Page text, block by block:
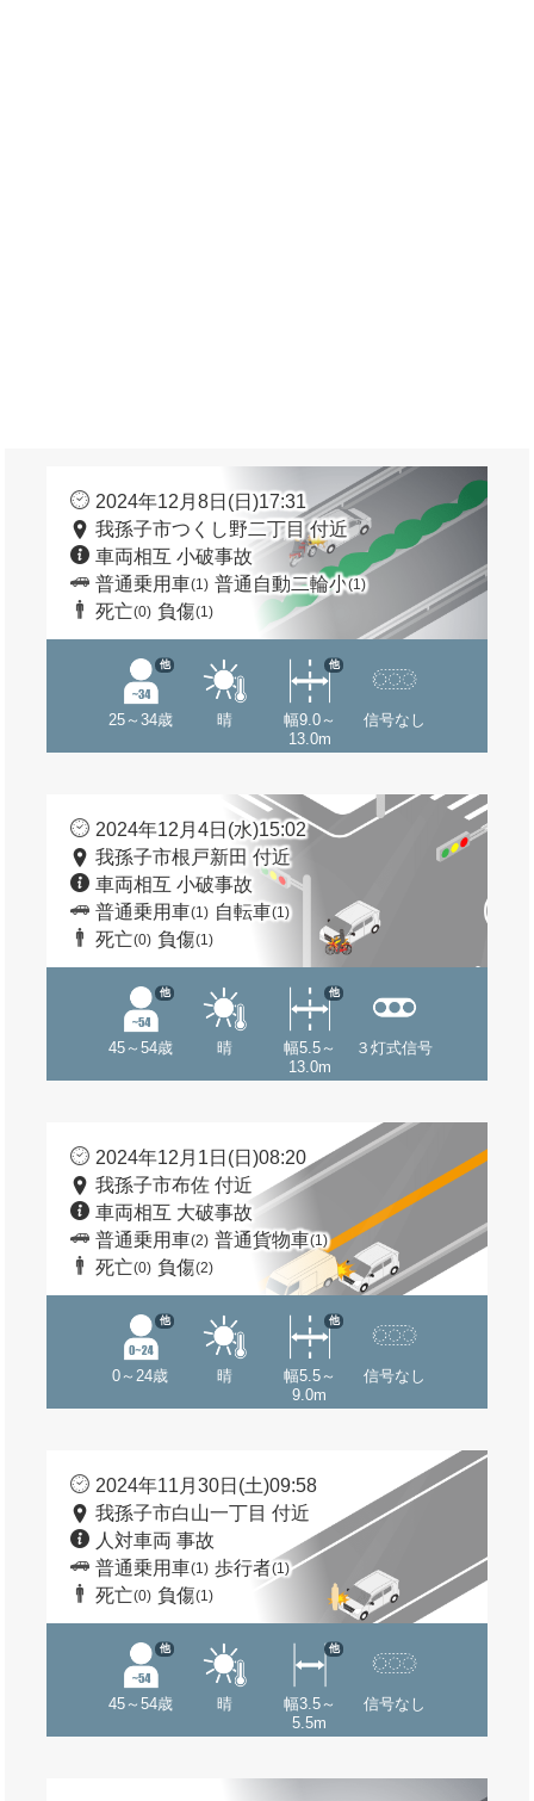
2024年12月8日(日)17:31
我孫子市つくし野二丁目 付近
車両相互 小破事故
普通乗用車(1) 普通自動二輪小(1)
死亡(0) 負傷(1)
25～34歳
他
晴
幅9.0～
13.0m
他
信号なし
2024年12月4日(水)15:02
我孫子市根戸新田 付近
車両相互 小破事故
普通乗用車(1) 自転車(1)
死亡(0) 負傷(1)
45～54歳
他
晴
幅5.5～
13.0m
他
３灯式信号
2024年12月1日(日)08:20
我孫子市布佐 付近
車両相互 大破事故
普通乗用車(2) 普通貨物車(1)
死亡(0) 負傷(2)
0～24歳
他
晴
幅5.5～
9.0m
他
信号なし
2024年11月30日(土)09:58
我孫子市白山一丁目 付近
人対車両 事故
普通乗用車(1) 歩行者(1)
死亡(0) 負傷(1)
45～54歳
他
晴
幅3.5～
5.5m
他
信号なし